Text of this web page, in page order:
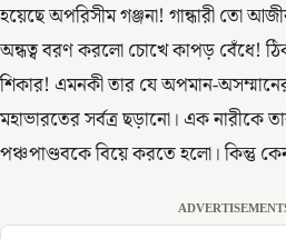
হয়েছে অপরিসীম গঞ্জনা! গান্ধারী তো
অন্ধত্ব বরণ করলো চোখে কাপড় বেঁধে!
শিকার! এমনকী তার যে অপমান-
মহাভারতের সর্বত্র ছড়ানো। এক নারীকে
পঞ্চপাণ্ডবকে বিয়ে করতে হলো। কিন্তু